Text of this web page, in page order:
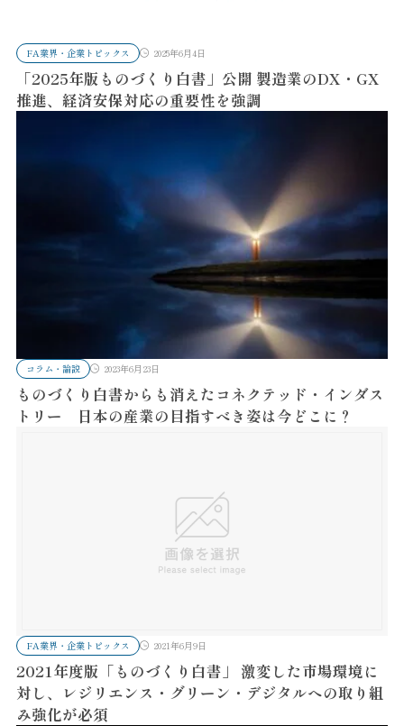
FA業界・企業トピックス 2025年6月4日
「2025年版ものづくり白書」公開 製造業のDX・GX
推進、経済安保対応の重要性を強調
コラム・論説 2023年6月23日
ものづくり白書からも消えたコネクテッド・インダス
トリー 日本の産業の目指すべき姿は今どこに？
FA業界・企業トピックス 2021年6月9日
2021年度版「ものづくり白書」 激変した市場環境に
対し、レジリエンス・グリーン・デジタルへの取り組
み強化が必須